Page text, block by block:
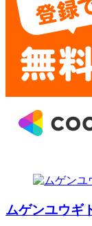
ムゲンユウギ